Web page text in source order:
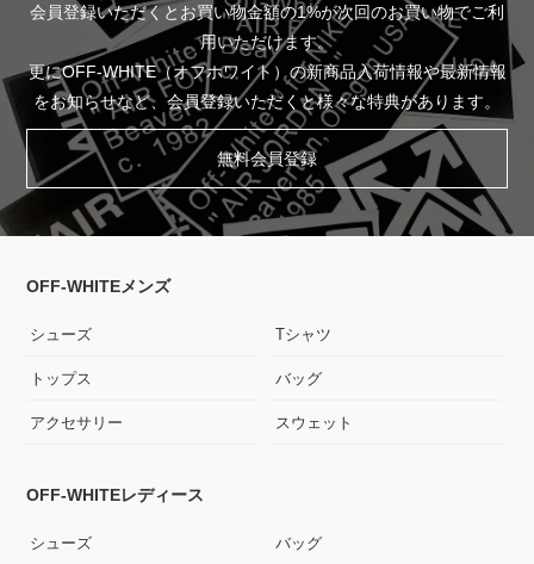
会員登録いただくとお買い物金額の1%が次回のお買い物でご利
用いただけます。
更にOFF-WHITE（オフホワイト）の新商品入荷情報や最新情報
をお知らせなど、会員登録いただくと様々な特典があります。
無料会員登録
OFF-WHITEメンズ
シューズ Tシャツ
トップス バッグ
アクセサリー スウェット
OFF-WHITEレディース
シューズ バッグ